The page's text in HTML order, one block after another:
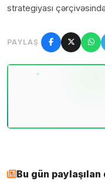
strategiyası
PAYLAŞ
Bu gün